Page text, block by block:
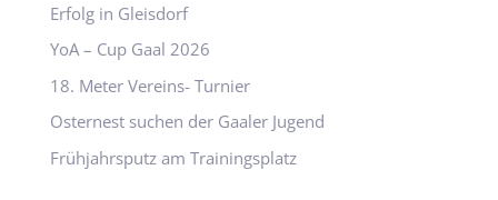
Erfolg in Gleisdorf
YoA – Cup Gaal 2026
18. Meter Vereins- Turnier
Osternest suchen der Gaaler Jugend
Frühjahrsputz am Trainingsplatz